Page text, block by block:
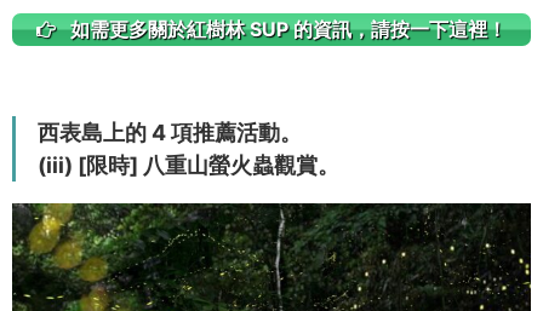
如需更多關於紅樹林 SUP 的資訊，請按一下這裡！
西表島上的 4 項推薦活動。
(iii) [限時] 八重山螢火蟲觀賞。